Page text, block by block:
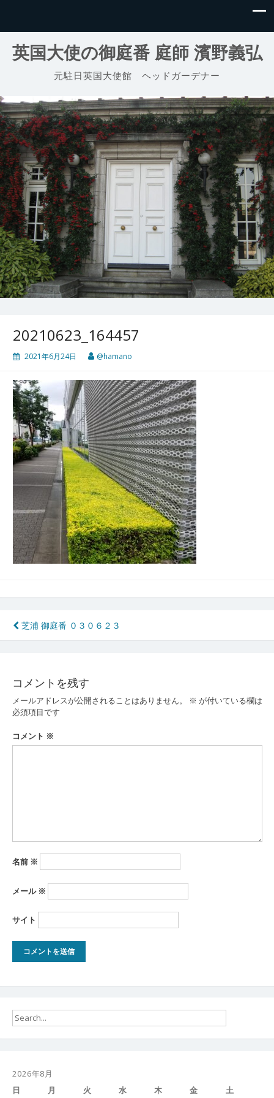
英国大使の御庭番 庭師 濱野義弘
元駐日英国大使館 ヘッドガーデナー
20210623_164457
2021年6月24日 @hamano
投
稿
ビ
ゲ
ー
シ
芝浦 御庭番 ０３０６２３
コメントを残す
メールアドレスが公開されることはありません。 ※ が付いている欄は
必須項目です
コメント ※
名前 ※
メール ※
サイト
2026年8月
日
月 火 水 木 金
土